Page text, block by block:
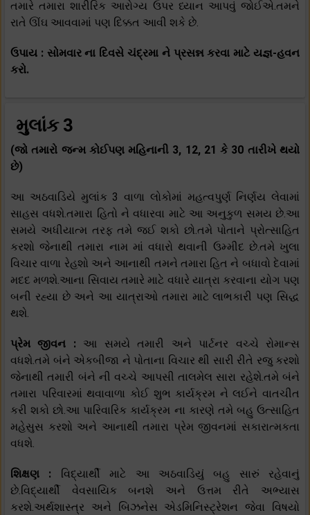
તમારે તમારા શારીરિક આરોગ્ય ઉપર ધ્યાન આપવું જોઈએ.તમને
રાતે ઊંઘ આવવામાં પણ દિક્કત આવી શકે છે.
ઉપાય : સોમવાર ના દિવસે ચંદ્રમા ને પ્રસન્ન કરવા માટે યજ્ઞ-હવન
કરો.
મુલાંક 3
(જો તમારો જન્મ કોઈપણ મહિનાની 3, 12, 21 કે 30 તારીખે થયો
છે)
આ અઠવાડિયે મુલાંક 3 વાળા લોકોમાં મહત્વપુર્ણ નિર્ણય લેવામાં
સાહસ વધશે.તમારા હિતો ને વધારવા માટે આ અનુકુળ સમય છે.આ
સમયે અધીયાત્મ તરફ તમે જઈ શકો છો.તમે પોતાને પ્રોત્સાહિત
કરશો જેનાથી તમારા નામ માં વધારો થવાની ઉમ્મીદ છે.તમે ખુલા
વિચાર વાળા રેહશો અને આનાથી તમને તમારા હિત ને બધાવો દેવામાં
મદદ મળશે.આના સિવાય તમારે માટે વધારે યાત્રા કરવાના યોગ પણ
બની રહ્યા છે અને આ યાત્રાઓ તમારા માટે લાભકારી પણ સિદ્ધ
થશે.
પ્રેમ જીવન : આ સમયે તમારી અને પાર્ટનર વચ્ચે રોમાન્સ
વધશે.તમે બંને એકબીજા ને પોતાના વિચાર થી સારી રીતે રજુ કરશો
જેનાથી તમારી બંને ની વચ્ચે આપસી તાલમેલ સારા રહેશે.તમે બંને
તમારા પરિવારમાં થવાવાળા કોઈ શુભ કાર્યક્રમ ને લઈને વાતચીત
કરી શકો છો.આ પારિવારિક કાર્યક્રમ ના કારણે તમે બહુ ઉત્સાહિત
મહેસુસ કરશો અને આનાથી તમારા પ્રેમ જીવનમાં સકારાત્મકતા
વધશે.
શિક્ષણ : વિદ્યાર્થી માટે આ અઠવાડિયું બહુ સારું રહેવાનું
છે.વિદ્યાર્થી વેવસાયિક બનશે અને ઉત્તમ રીતે અભ્યાસ
કરશે.અર્થશાસ્ત્ર અને બિઝનેસ એડમિનિસ્ટ્રેશન જેવા વિષયો